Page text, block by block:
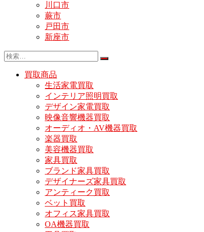
川口市
蕨市
戸田市
新座市
買取商品
生活家電買取
インテリア照明買取
デザイン家電買取
映像音響機器買取
オーディオ・AV機器買取
楽器買取
美容機器買取
家具買取
ブランド家具買取
デザイナーズ家具買取
アンティーク買取
ベット買取
オフィス家具買取
OA機器買取